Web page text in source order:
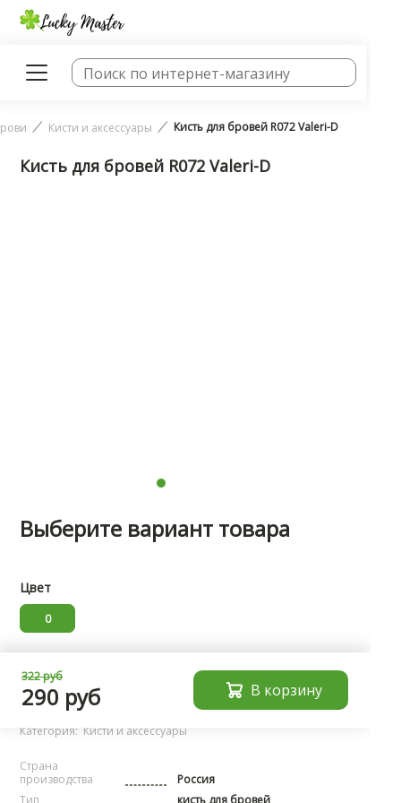
Кисти и аксессуары Кисть для бровей R072 Valeri-D
Кисть для бровей R072 Valeri-D
Выберите вариант товара
Цвет
0
Характеристики
Бренд:
noName
Категория: Кисти и аксессуары
Страна
производства
Россия
Тип
кисть для бровей
322 руб
290 руб В корзину